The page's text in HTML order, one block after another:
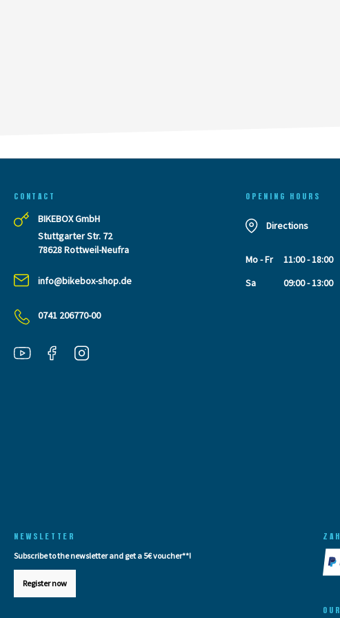
CONTACT
BIKEBOX GmbH
Stuttgarter Str. 72
78628 Rottweil-Neufra
info@bikebox-shop.de
0741 206770-00
OPENING HOURS
Directions
Mo - Fr
11:00 - 18:00
Sa
09:00 - 13:00
NEWSLETTER
Subscribe to the newsletter and get a 5€ voucher**!
Register now